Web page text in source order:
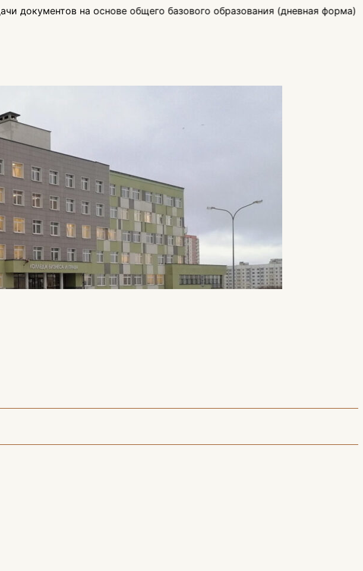
на основе общего базового образования (дневная форма)